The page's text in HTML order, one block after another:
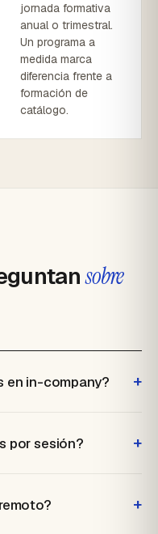
jornada formativa
anual o trimestral.
Un programa a
medida marca
diferencia frente a
formación de
catálogo.
sobre
en in-company? +
por sesión? +
+